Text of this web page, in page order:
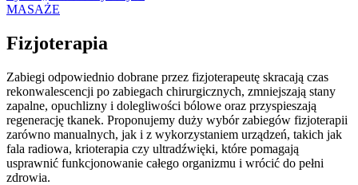
MASAŻE
Fizjoterapia
Zabiegi odpowiednio dobrane przez fizjoterapeutę skracają czas
rekonwalescencji po zabiegach chirurgicznych, zmniejszają stany
zapalne, opuchlizny i dolegliwości bólowe oraz przyspieszają
regenerację tkanek. Proponujemy duży wybór zabiegów fizjoterapii
zarówno manualnych, jak i z wykorzystaniem urządzeń, takich jak
fala radiowa, krioterapia czy ultradźwięki, które pomagają
usprawnić funkcjonowanie całego organizmu i wrócić do pełni
zdrowia.